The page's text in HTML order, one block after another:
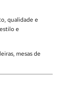
qualidade e
e
mesas de